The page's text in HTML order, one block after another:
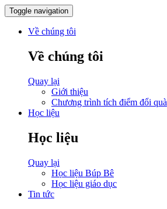
Toggle navigation
Về chúng tôi
Về chúng tôi
Quay lại
Giới thiệu
Chương trình tích điểm đổi quà
Học liệu
Học liệu
Quay lại
Học liệu Búp Bê
Học liệu giáo dục
Tin tức